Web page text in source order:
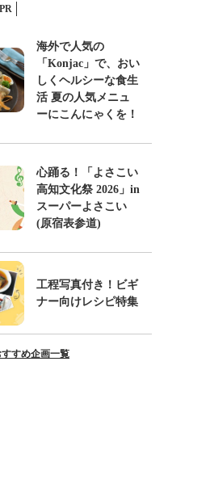
PR
海外で人気の
「Konjac」で、おい
しくヘルシーな食生
活 夏の人気メニュ
ーにこんにゃくを！
心踊る！「よさこい
高知文化祭 2026」in
スーパーよさこい
(原宿表参道)
工程写真付き！ビギ
ナー向けレシピ特集
すすめ企画一覧